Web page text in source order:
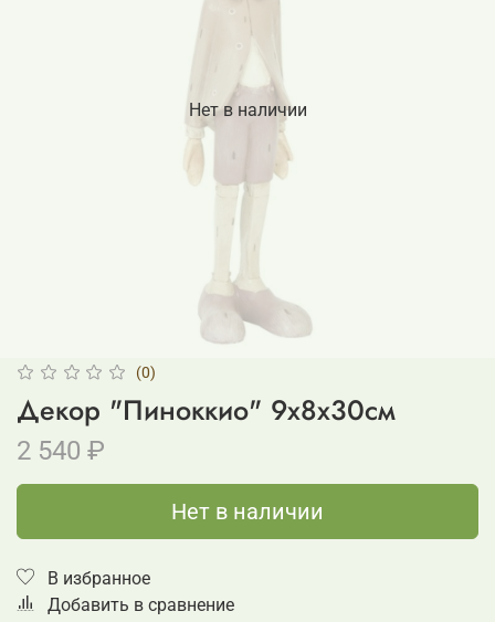
Нет в наличии
(0)
Декор "Пиноккио" 9х8х30см
2 540 ₽
Нет в наличии
В избранное
Добавить в сравнение